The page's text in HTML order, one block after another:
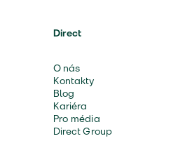
Direct
O nás
Kontakty
Blog
Kariéra
Pro média
Direct Group